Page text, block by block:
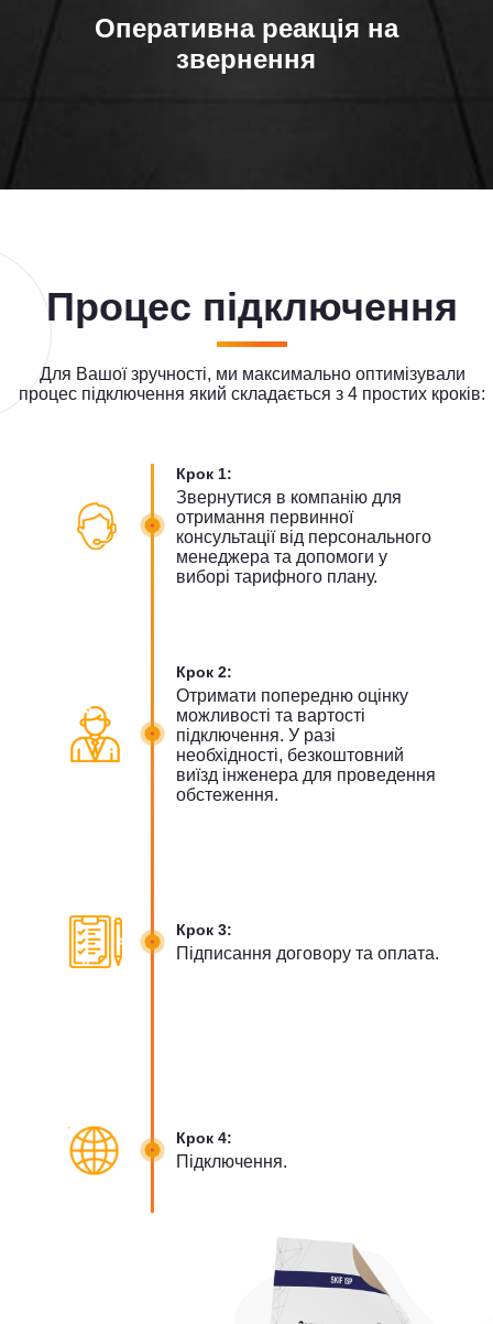
Оперативна реакція на
звернення
Процес підключення
Для Вашої зручності, ми максимально оптимізували
процес підключення який складається з 4 простих кроків:
Крок 1:
Звернутися в компанію для
отримання первинної
консультації від персонального
менеджера та допомоги у
виборі тарифного плану.
Крок 2:
Отримати попередню оцінку
можливості та вартості
підключення. У разі
необхідності, безкоштовний
виїзд інженера для проведення
обстеження.
Крок 3:
Підписання договору та оплата.
Крок 4:
Підключення.